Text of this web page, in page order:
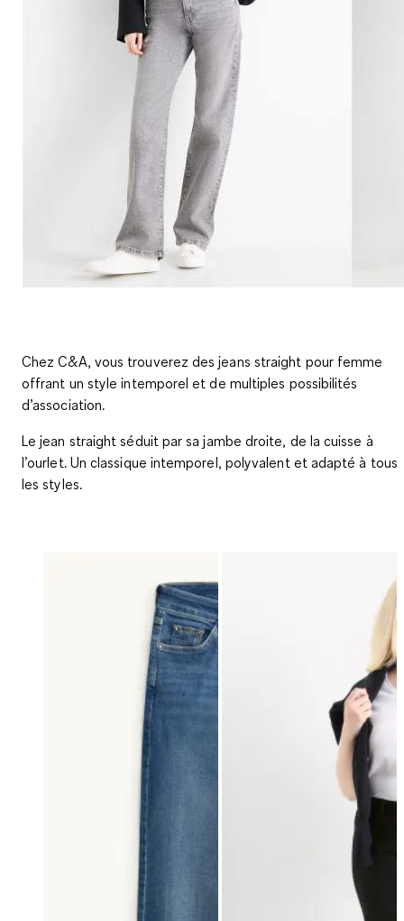
Chez C&A, vous trouverez des jeans straight pour femme
offrant un style intemporel et de multiples possibilités
d’association.
Le jean straight séduit par sa jambe droite, de la cuisse à
l’ourlet. Un classique intemporel, polyvalent et adapté à tous
les styles.